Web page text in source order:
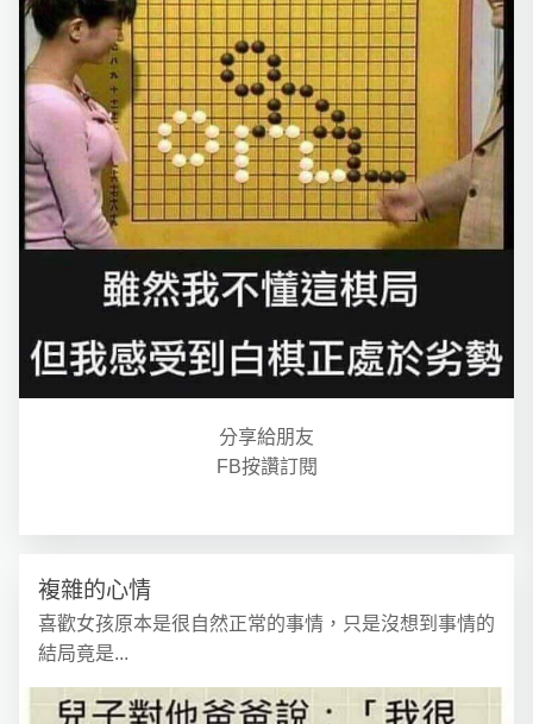
分享給朋友
FB按讚訂閱
複雜的心情
喜歡女孩原本是很自然正常的事情，只是沒想到事情的
結局竟是...